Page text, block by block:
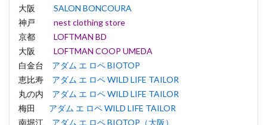
大阪 SALON BONCOURA
神戸 nest clothing store
京都 LOFTMAN BD
大阪 LOFTMAN COOP UMEDA
白金台 アダム エ ロペ BIOTOP
恵比寿 アダム エ ロペ WILD LIFE TAILOR
丸の内 アダム エ ロペ WILD LIFE TAILOR
梅田 アダム エ ロペ WILD LIFE TAILOR
南堀江 アダム エ ロペ BIOTOP（大阪）